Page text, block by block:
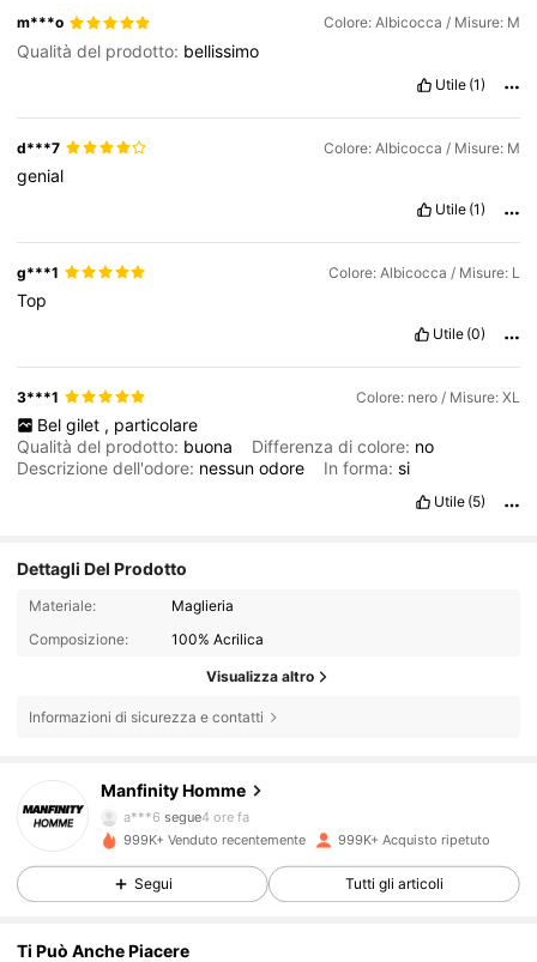
m***o Colore: Albicocca / Misure: M
Qualità del prodotto: bellissimo
Utile (1)
d***7 Colore: Albicocca / Misure: M
genial
Utile (1)
g***1 Colore: Albicocca / Misure: L
Top
Utile (0)
3***1 Colore: nero / Misure: XL
Bel gilet , particolare
Qualità del prodotto: buona Differenza di colore: no
Descrizione dell'odore: nessunodore In forma:si
Utile (5)
Dettagli Del Prodotto
Materiale:
Maglieria
Composizione:
100% Acrilica
Visualizza altro
Informazioni di sicurezza e contatti
Manfinity Homme
a***6 segue4 ore fa
999K+ Venduto recentemente 999K+ Acquisto ripetuto
Segui Tutti gli articoli
Ti Può Anche Piacere